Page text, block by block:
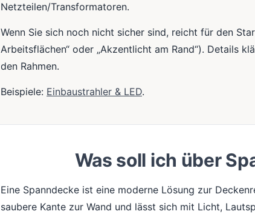
Netzteilen/Transformatoren.
Wenn Sie sich noch nicht sicher sind, reicht für den
Arbeitsflächen“ oder „Akzentlicht am Rand“). Details
den Rahmen.
Beispiele: Einbaustrahler & LED.
Was soll ich über
Eine Spanndecke ist eine moderne Lösung zur
saubere Kante zur Wand und lässt sich mit Licht,